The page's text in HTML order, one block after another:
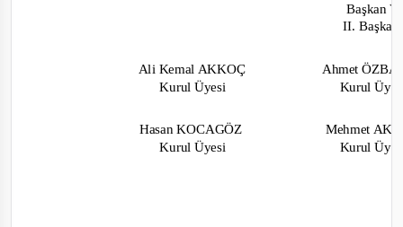
Başkan
II. Başka
Ali Kemal AKKOÇ
Kurul Üyesi
Ahmet
Kurul
Hasan KOCAGÖZ
Kurul Üyesi
Mehmet
Kurul